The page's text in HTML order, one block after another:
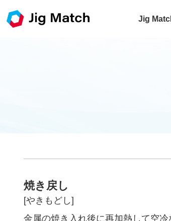
Jig
焼き戻し
[やきもどし]
金属の焼き入れ後に再加熱して空